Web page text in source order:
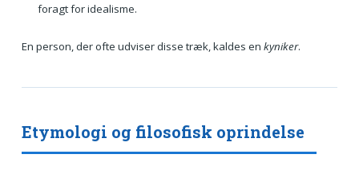
foragt for idealisme.
En person, der ofte udviser disse træk, kaldes en kyniker.
Etymologi og filosofisk oprindelse